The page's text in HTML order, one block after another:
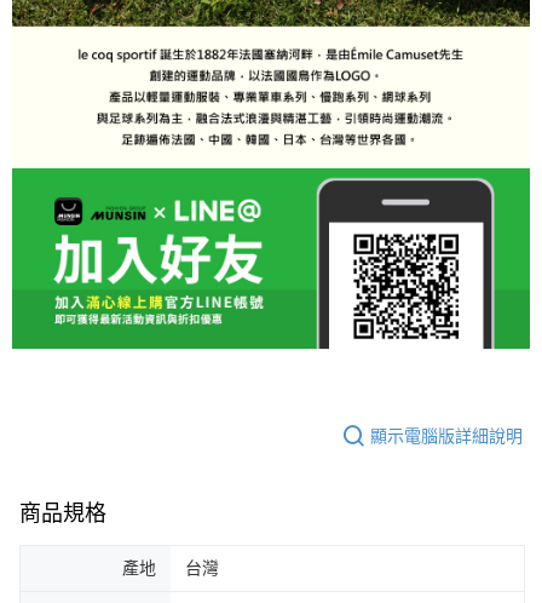
顯示電腦版詳細說明
商品規格
產地 台灣